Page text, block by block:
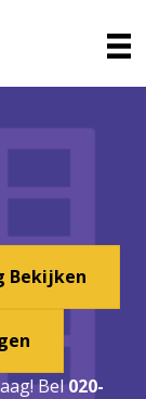
Bekijken
Bel020-